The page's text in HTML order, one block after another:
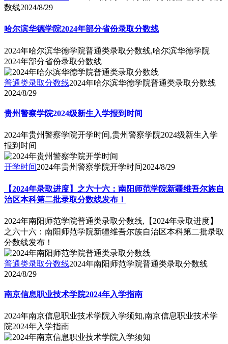
数线2024/8/29
哈尔滨华德学院2024年部分省份录取分数线
2024年哈尔滨华德学院普通类录取分数线,哈尔滨华德学院
2024年部分省份录取分数线
普通类录取分数线2024年哈尔滨华德学院普通类录取分数线
2024/8/29
贵州警察学院2024级新生入学报到时间
2024年贵州警察学院开学时间,贵州警察学院2024级新生入学
报到时间
开学时间2024年贵州警察学院开学时间2024/8/29
【2024年录取进度】之六十六：南阳师范学院新疆维吾尔族自
治区本科第二批录取分数线发布！
2024年南阳师范学院普通类录取分数线,【2024年录取进度】
之六十六：南阳师范学院新疆维吾尔族自治区本科第二批录取
分数线发布！
普通类录取分数线2024年南阳师范学院普通类录取分数线
2024/8/29
南京信息职业技术学院2024年入学指南
2024年南京信息职业技术学院入学须知,南京信息职业技术学
院2024年入学指南